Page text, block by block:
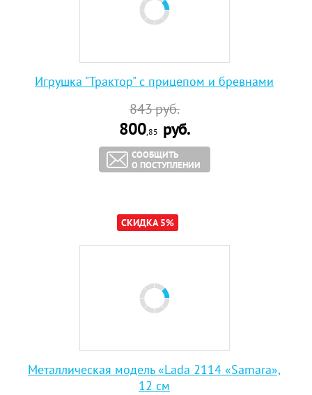
Игрушка "Трактор" с прицепом и бревнами
843руб.
800,85 руб.
СООБЩИТЬ
О ПОСТУПЛЕНИИ
СКИДКА 5%
Металлическая модель «Lada 2114 «Samara»,
12 см